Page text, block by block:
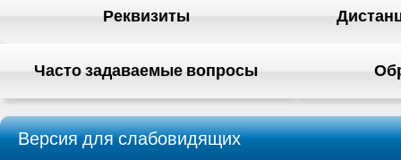
Реквизиты
Часто задаваемые вопросы
Версия для слабовидящих